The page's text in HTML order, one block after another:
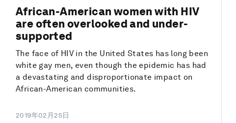
African-American women with HIV
are often overlooked and under-
supported
The face of HIV in the United States has long been
white gay men, even though the epidemic has had
a devastating and disproportionate impact on
African-American communities.
2019年02月25日